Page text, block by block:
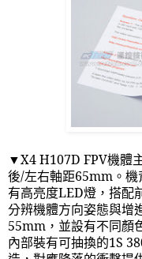
▼X4 H107D FPV機體
後/左右軸距65mm 。
有高亮度LED燈，搭配
分辨機體方向姿態與增
55mm ，並設有不同顏
內部裝有可抽換的1S